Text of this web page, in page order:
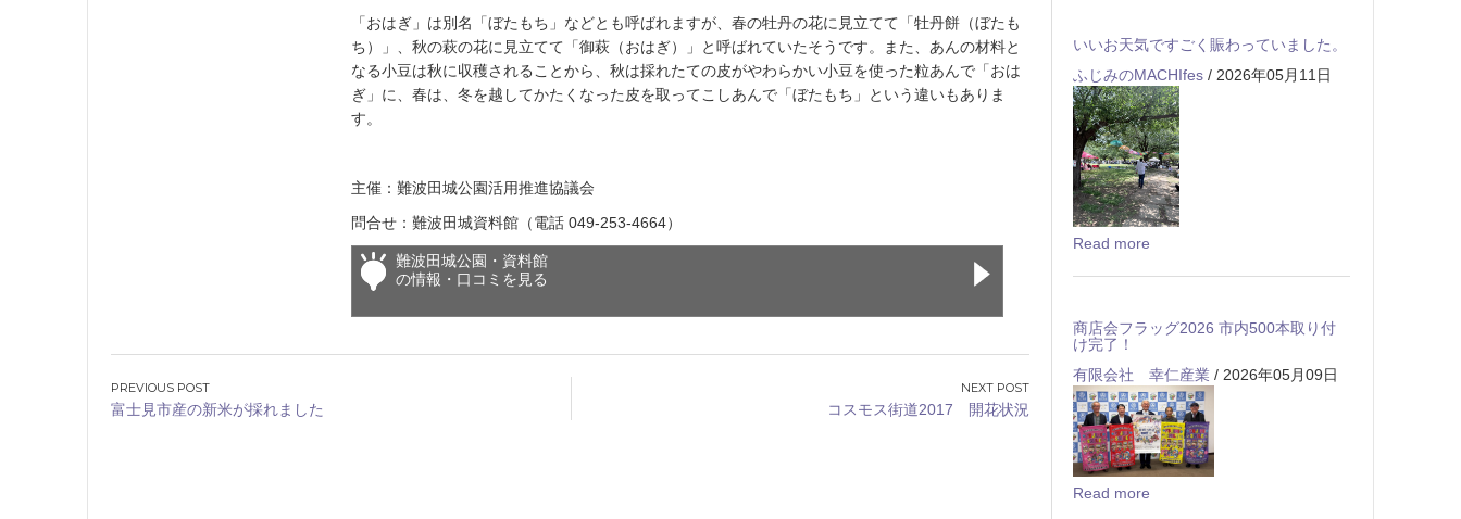
「おはぎ」は別名「ぼたもち」などとも呼ばれますが、春の牡丹の花に見立てて「牡丹餅（ぼたも
ち）」、秋の萩の花に見立てて「御萩（おはぎ）」と呼ばれていたそうです。また、あんの材料と
なる小豆は秋に収穫されることから、秋は採れたての皮がやわらかい小豆を使った粒あんで「おは
ぎ」に、春は、冬を越してかたくなった皮を取ってこしあんで「ぼたもち」という違いもありま
す。
主催：難波田城公園活用推進協議会
問合せ：難波田城資料館（電話 049-253-4664）
難波田城公園・資料館
の情報・口コミを見る
投
稿
富士見市産の新米が採れました コスモス街道2017 開花状況
いいお天気ですごく賑わっていました。
ふじみのMACHIfes / 2026年05月11日
Read more
商店会フラッグ2026 市内500本取り付
け完了！
有限会社 幸仁産業 / 2026年05月09日
Read more